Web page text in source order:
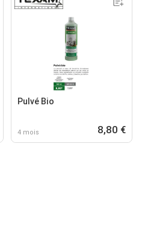
Pulvé Bio
4 mois 8,80 €